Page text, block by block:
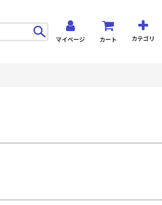
マイページ カート カテゴリ